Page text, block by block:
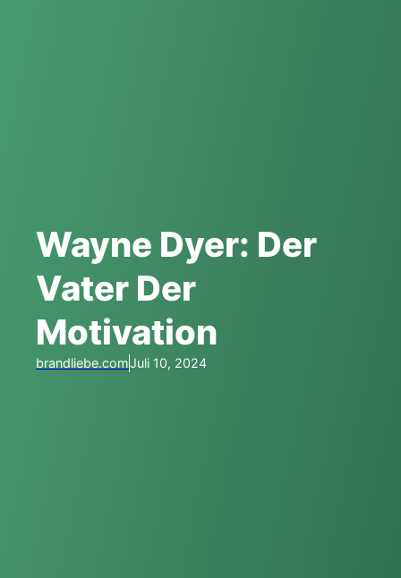
Wayne Dyer: Der
Vater Der
Motivation
brandliebe.comJuli 10, 2024